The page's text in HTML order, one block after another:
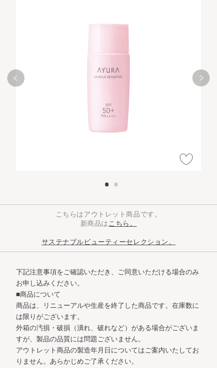
こちらはアウトレット商品です。
新商品はこちら。
サステナブルビューティーセレクション。
下記注意事項をご確認いただき、ご同意いただける場合のみ
お申し込みください。
■商品について
商品は、リニューアルや生産を終了した商品です。在庫数に
は限りがございます。
外箱の汚損・破損（潰れ、破れなど）がある場合がございま
すが、製品の品質には問題ございません。
アウトレット商品の製造年月日についてはご案内いたしてお
りません。あらかじめご了承ください。